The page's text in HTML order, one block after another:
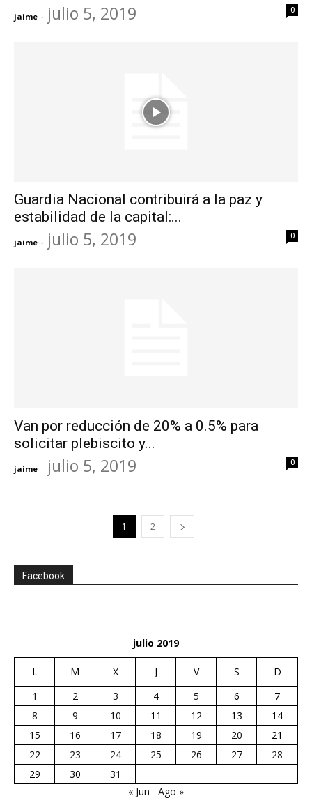
jaime - julio 5, 2019 0
Guardia Nacional contribuirá a la paz y
estabilidad de la capital:...
jaime - julio 5, 2019 0
Van por reducción de 20% a 0.5% para
solicitar plebiscito y...
jaime - julio 5, 2019 0
1 2
Facebook
julio 2019
L M X J V S
D
1
2 3 4 5 6
7
8
9 10 11 12 13
14
15
16 17 18 19 20
21
22
23 24 25 26 27
28
29
30
31
« Jun
Ago »